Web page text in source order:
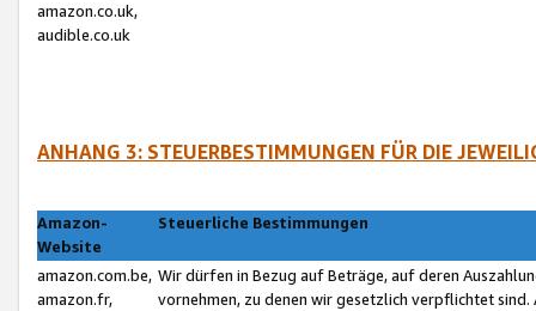
amazon.co.uk,
audible.co.uk
ANHANG 3: STEUERBESTIMMUNGEN FÜR DIE
Amazon-
Website
Steuerliche Bestimmungen
amazon.com.be,
amazon.fr,
Wir dürfen in Bezug auf Beträge, auf deren
vornehmen, zu denen wir gesetzlich verpflichtet